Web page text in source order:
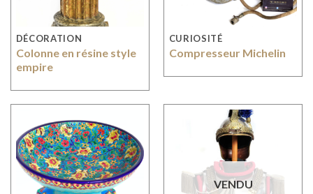
DÉCORATION
Colonne en résine style
empire
CURIOSITÉ
Compresseur Michelin
VENDU